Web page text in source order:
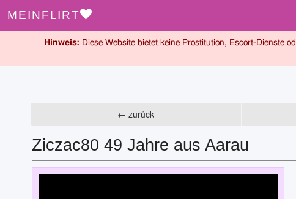
MEINFLIRT
Hinweis: Diese Website bietet keine Prostitution, Escort-Dienste
← zurück
Ziczac80 49 Jahre aus Aarau